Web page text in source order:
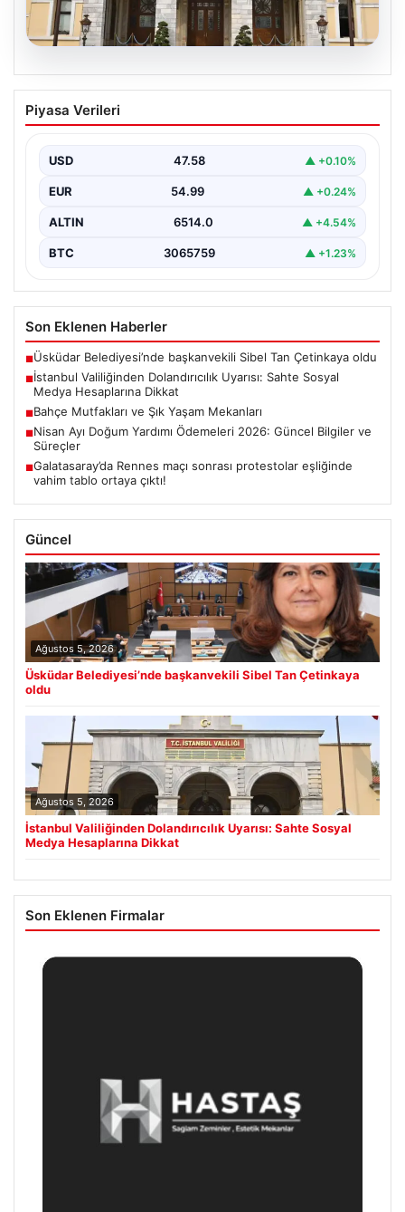
05.08.2026
İstanbul Valiliğinden Dolandırıcılık
Uyarısı: Sahte Sosyal Medya
İstanbul Valiliği, vatandaşları ve kamuoyunu
Valilikten yapılan açıklamada,…
Piyasa Verileri
USD 47.58 ▲ +0.10%
EUR 54.99 ▲ +0.24%
ALTIN 6514.0 ▲ +4.54%
BTC 3065759 ▲ +1.23%
Son Eklenen Haberler
■Üsküdar Belediyesi’nde başkanvekili Sibel Tan Çetinkaya oldu
■İstanbul Valiliğinden Dolandırıcılık Uyarısı: Sahte Sosyal
Medya Hesaplarına Dikkat
■Bahçe Mutfakları ve Şık Yaşam Mekanları
■Nisan Ayı Doğum Yardımı Ödemeleri 2026: Güncel Bilgiler ve
Süreçler
■Galatasaray’da Rennes maçı sonrası protestolar eşliğinde
vahim tablo ortaya çıktı!
Güncel
Ağustos 5, 2026
Üsküdar Belediyesi’nde başkanvekili Sibel Tan Çetinkaya
oldu
Ağustos 5, 2026
İstanbul Valiliğinden Dolandırıcılık Uyarısı: Sahte Sosyal
Medya Hesaplarına Dikkat
Son Eklenen Firmalar